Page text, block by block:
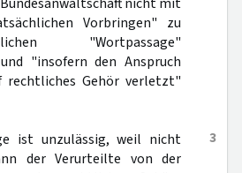
Vorbringen" zu
"Wortpassage"
"insofern den Anspruch
rechtliches Gehör verletzt"
3
ist unzulässig, weil nicht
der Verurteilte von der